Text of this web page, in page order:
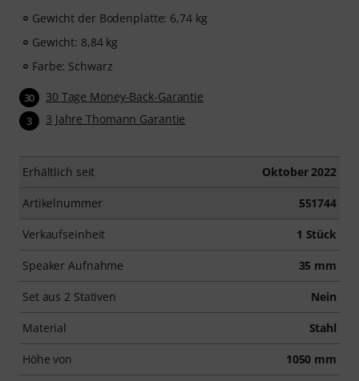
Gewicht der Bodenplatte: 6,74 kg
Gewicht: 8,84 kg
Farbe: Schwarz
30 30 Tage Money-Back-Garantie
3 3 Jahre Thomann Garantie
Erhältlich seit Oktober 2022
Artikelnummer 551744
Verkaufseinheit 1 Stück
Speaker Aufnahme 35 mm
Set aus 2 Stativen Nein
Material Stahl
Höhe von 1050 mm